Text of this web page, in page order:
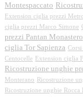
Montespaccato
Extension ciglia prezzi
ciglia prezzi Marco Simone
prezzi Pantan Monastero
ciglia Tor Sapienza
Centocelle
Extension ciglia
Ricostruzione unghie
Monterano
Ricostruzione
Ricostruzione unghie Rocca